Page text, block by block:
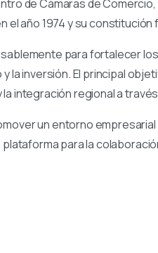
de Cámaras de
el año 1974 y su
para fortalecer
la inversión. El principal
integración regional a
un entorno
para la